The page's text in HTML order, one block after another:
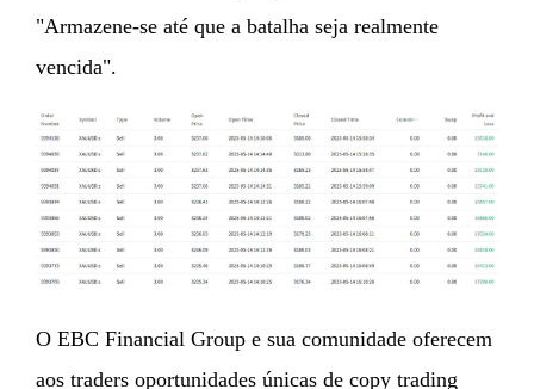
"Armazene-se até que a batalha seja realmente
vencida".
O EBC Financial Group e sua comunidade oferecem
aos traders oportunidades únicas de copy trading